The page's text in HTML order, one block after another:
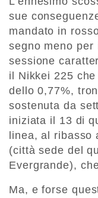
sue
mandato in
segno meno
sessione
il Nikkei 225
dello 0,77%,
sostenuta da
iniziata il 13 di
linea, al ribasso
(città sede del
Evergrande),
Ma, e forse